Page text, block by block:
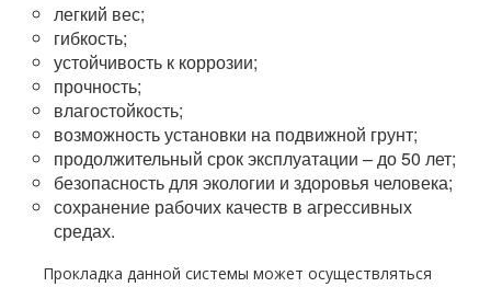
легкий вес;
гибкость;
устойчивость к коррозии;
прочность;
влагостойкость;
возможность установки на подвижной грунт;
продолжительный срок эксплуатации – до 50 лет;
безопасность для экологии и здоровья человека;
сохранение рабочих качеств в агрессивных
средах.
Прокладка данной системы может осуществляться